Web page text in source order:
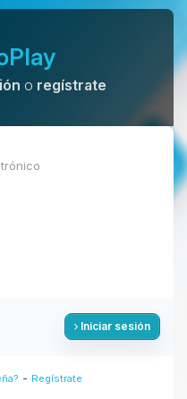
o regístrate
Iniciar sesión
- Regístrate